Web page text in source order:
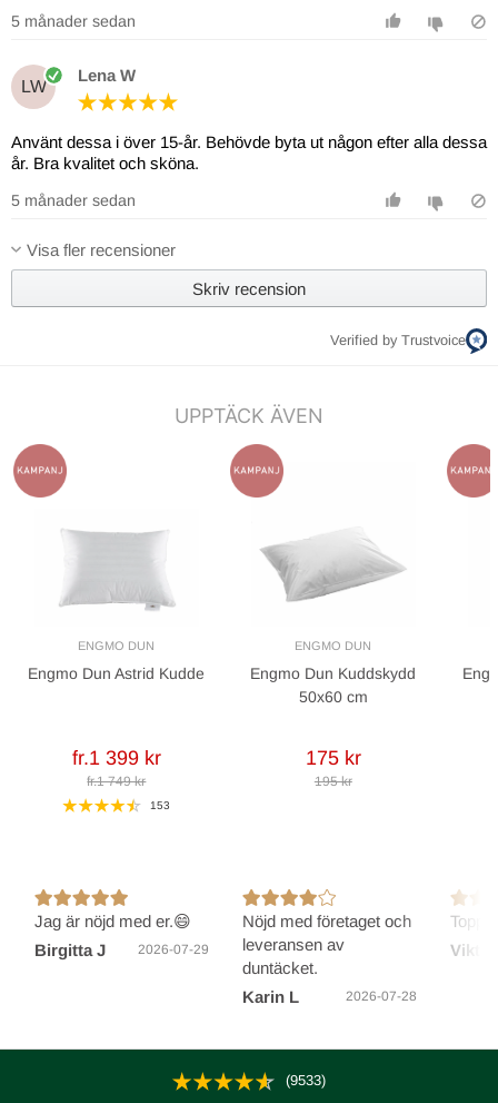
5 månader sedan
LW
Lena W
Använt dessa i över 15-år. Behövde byta ut någon efter alla dessa
år. Bra kvalitet och sköna.
5 månader sedan
Visa fler recensioner
Skriv recension
Verified by Trustvoice
UPPTÄCK ÄVEN
ENGMO DUN
Engmo Dun Astrid Kudde
fr.1 399 kr
fr.1 749 kr
153
ENGMO DUN
Engmo Dun Kuddskydd
50x60 cm
175 kr
195 kr
Jag är nöjd med er.😄
Birgitta J
2026-07-29
Nöjd med företaget och
leveransen av
duntäcket.
Karin L
2026-07-28
(9533)